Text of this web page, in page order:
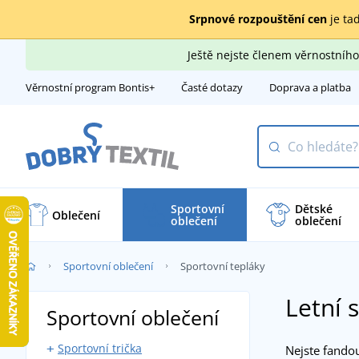
Srpnové rozpouštění cenje
Ještě nejste členem
Věrnostní program Bontis+ Časté dotazy Doprava a platba
Oblečení Sportovní
oblečení
Dětské
oblečení
Sportovní oblečení Sportovní tepláky
Letní
Nejste
Sportovní oblečení
Sportovní trička